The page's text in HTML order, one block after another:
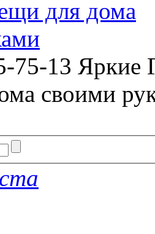
75-13 Яркие
своими